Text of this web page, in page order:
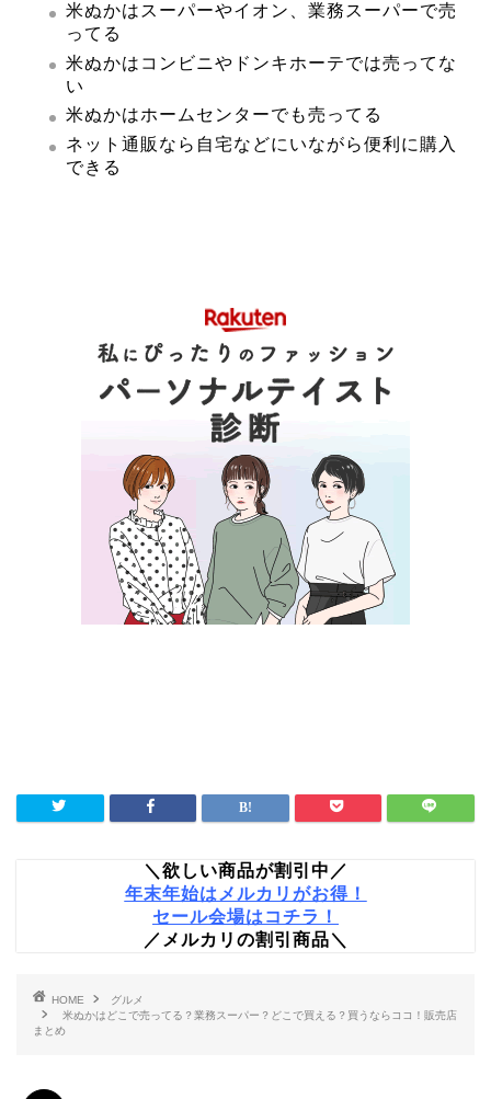
米ぬかはスーパーやイオン、業務スーパーで売
ってる
米ぬかはコンビニやドンキホーテでは売ってな
い
米ぬかはホームセンターでも売ってる
ネット通販なら自宅などにいながら便利に購入
できる
＼欲しい商品が割引中／
年末年始はメルカリがお得！
セール会場はコチラ！
／メルカリの割引商品＼
HOME
グルメ
米ぬかはどこで売ってる？業務スーパー？どこで買える？買うならココ！販売店
まとめ